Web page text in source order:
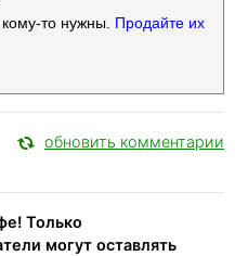
то нужны. Продайте их
обновить комментарии
Только
могут оставлять